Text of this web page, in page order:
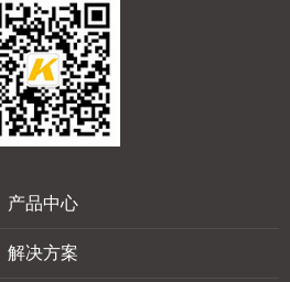
产品中心
解决方案